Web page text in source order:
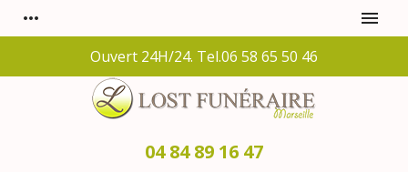
more_horiz menu
Ouvert 24H/24. Tel.06 58 65 50 46
04 84 89 16 47